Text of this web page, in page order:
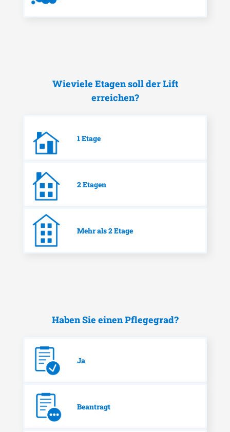
Wieviele Etagen soll der Lift
erreichen?
1 Etage
2 Etagen
Mehr als 2 Etage
Haben Sie einen Pflegegrad?
Ja
Beantragt